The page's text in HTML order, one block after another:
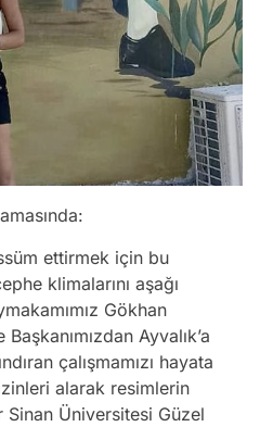
ettirmek için bu
klimalarını aşağı
Gökhan
Ayvalık’a
çalışmamızı hayata
alarak resimlerin
Sinan Üniversitesi Güzel